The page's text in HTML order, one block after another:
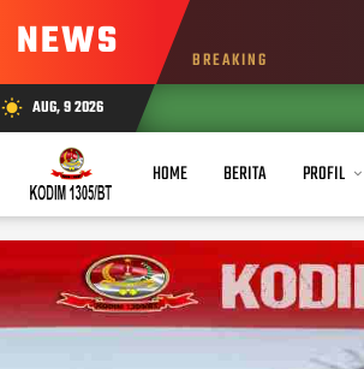
NEWS BREAKING
wb_sunny AUG, 9 2026
HOME BERITA PROFIL